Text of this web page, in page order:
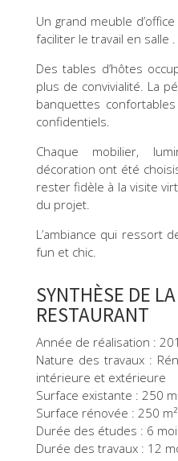
Un grand meuble
faciliter le travail en salle .
Des tables d’hôtes
plus de convivialité. La
banquettes
confidentiels.
Chaque mobilier,
décoration ont été
rester fidèle à la visite
du projet.
L’ambiance qui ressort
fun et chic.
SYNTHÈSE DE
RESTAURANT
Année de réalisation :
Nature des travaux :
intérieure et extérieure
Surface existante : 250
Surface rénovée : 250 m²
Durée des études : 6
Durée des travaux : 12